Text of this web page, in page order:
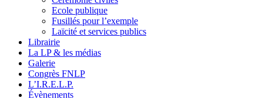
Ecole publique
Fusillés pour l’exemple
Laïcité et services publics
Librairie
La LP & les médias
Galerie
Congrès FNLP
L’I.R.E.L.P.
Évènements